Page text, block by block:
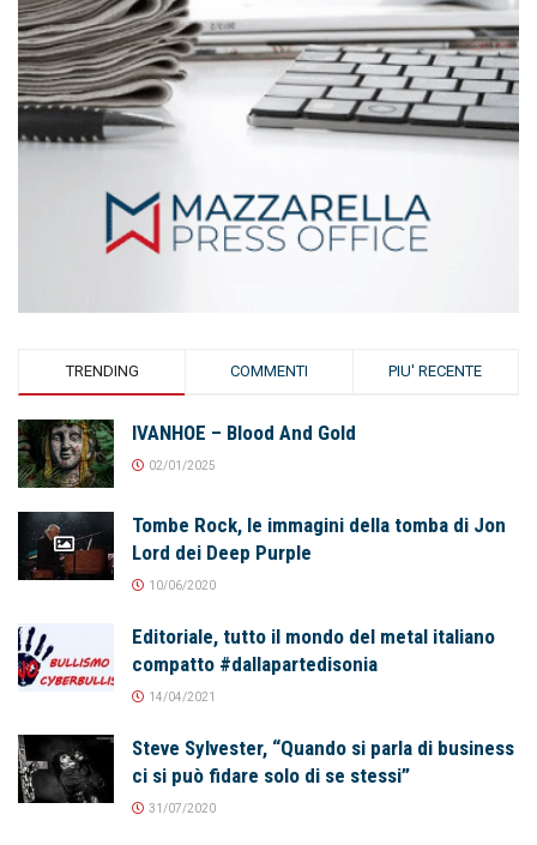
TRENDING COMMENTI PIU' RECENTE
IVANHOE – Blood And Gold
02/01/2025
Tombe Rock, le immagini della tomba di Jon
Lord dei Deep Purple
10/06/2020
Editoriale, tutto il mondo del metal italiano
compatto #dallapartedisonia
14/04/2021
Steve Sylvester, “Quando si parla di business
ci si può fidare solo di se stessi”
31/07/2020